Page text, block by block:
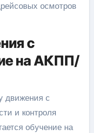
осмотров
с
на АКПП/
движения с
и контроля
обучение на